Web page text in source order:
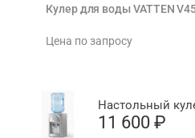
Кулер для воды VATTEN
Цена по запросу
Настольный
11 600 ₽